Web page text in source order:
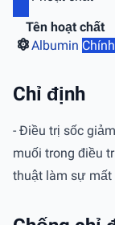
Tên hoạt chất
Albumin Chính
Chỉ định
- Ðiều trị sốc
muối trong điều
thuật làm sự mất